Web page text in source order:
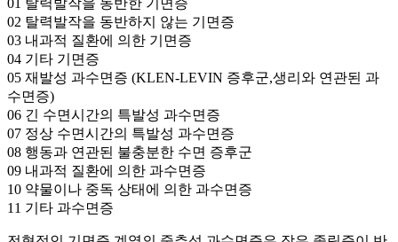
01 탈력발작을 동반한 기면증
02 탈력발작을 동반하지 않는 기면증
03 내과적 질환에 의한 기면증
04 기타 기면증
05 재발성 과수면증 (KLEN-LEVIN 증후군,생리와 연관된 과
수면증)
06 긴 수면시간의 특발성 과수면증
07 정상 수면시간의 특발성 과수면증
08 행동과 연관된 불충분한 수면 증후군
09 내과적 질환에 의한 과수면증
10 약물이나 중독 상태에 의한 과수면증
11 기타 과수면증